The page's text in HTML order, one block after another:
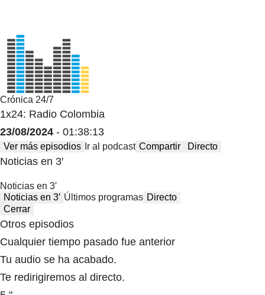
Crónica 24/7
1x24: Radio Colombia
23/08/2024 - 01:38:13
Ver más episodios Ir al podcast Compartir Directo
Noticias en 3′
Noticias en 3′
Noticias en 3′ Últimos programas Directo
Cerrar
Otros episodios
Cualquier tiempo pasado fue anterior
Tu audio se ha acabado.
Te redirigiremos al directo.